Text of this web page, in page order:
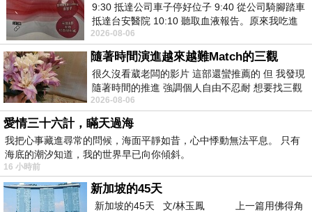
商品訊息功能:
假兩件版型創造層次風格，不規則下擺視覺更顯
瘦，簡約又時尚的風情~
商品訊息描述:
9:30 抵達公司車子停好位子 9:40 從公司騎腳踏車
抵達台安醫院 10:10 聽取血液報告。原來我吃進
去的 B12 彌可保並非沒有吸收而是超
2026-08-06
隨著時間演進越來越難Match的三觀
很久沒看葳老闆的影片 這部還蠻推薦的 但 我發現
隨著時間的推進 強調個人自由不忍耐 想要找三觀
接近的不要說對象 連朋友都超
2026-08-06
愛情三十六計，瞞天過海
我把心事藏進尋常的問候，海面平靜如昔，心中悸動無法平息。 只有
海底的潮汐知道，我的世界早已向你傾斜。
16 小時前
新加坡的45天
新加坡的45天 文/林玉鳳 上一篇用佛得角